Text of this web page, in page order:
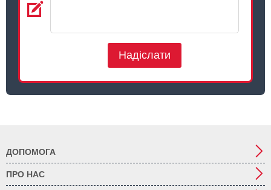
Надіслати
ДОПОМОГА
ПРО НАС